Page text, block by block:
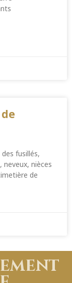
fusillés,
nièces
de